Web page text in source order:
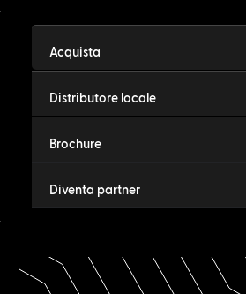
Acquista
Distributore locale
Brochure
Diventa partner